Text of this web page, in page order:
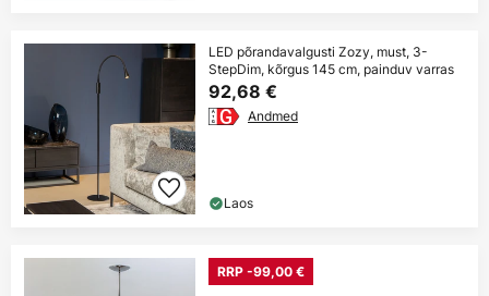
LED põrandavalgusti Zozy, must, 3-
StepDim, kõrgus 145 cm, painduv varras
92,68 €
Andmed
Laos
RRP -99,00 €